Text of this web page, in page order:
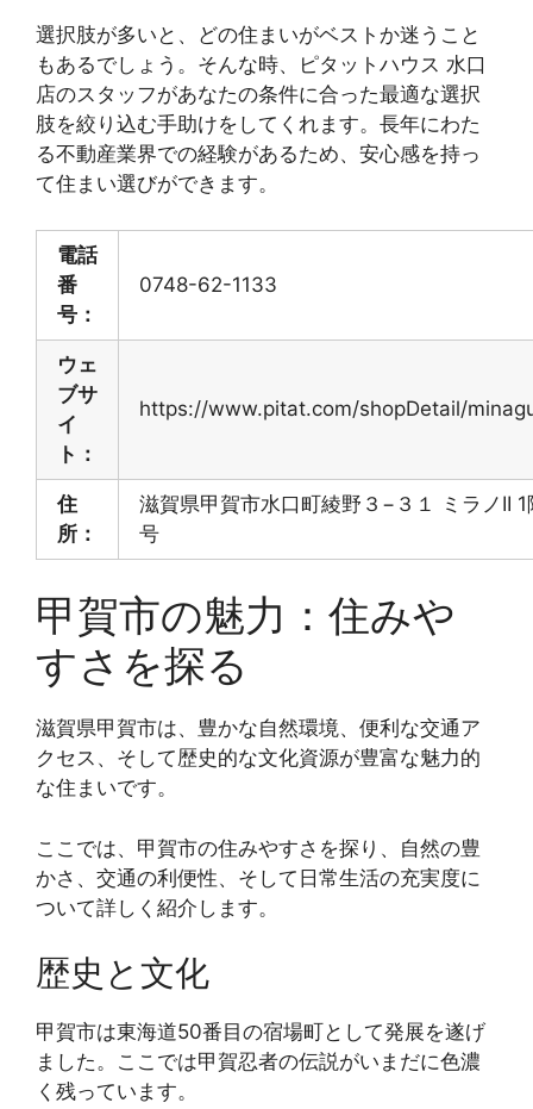
選択肢が多いと、どの住まいがベストか迷うこと
もあるでしょう。そんな時、ピタットハウス 水口
店のスタッフがあなたの条件に合った最適な選択
肢を絞り込む手助けをしてくれます。長年にわた
る不動産業界での経験があるため、安心感を持っ
て住まい選びができます。
電話
番
号：
0748-62-1133
ウェ
ブサ
イ
ト：
https://www.pitat.com/shopDetail/
住
所：
滋賀県甲賀市水口町綾野３−３１ ミラノII
号
甲賀市の魅力：住みや
すさを探る
滋賀県甲賀市は、豊かな自然環境、便利な交通ア
クセス、そして歴史的な文化資源が豊富な魅力的
な住まいです。
ここでは、甲賀市の住みやすさを探り、自然の豊
かさ、交通の利便性、そして日常生活の充実度に
ついて詳しく紹介します。
歴史と文化
甲賀市は東海道50番目の宿場町として発展を遂げ
ました。ここでは甲賀忍者の伝説がいまだに色濃
く残っています。